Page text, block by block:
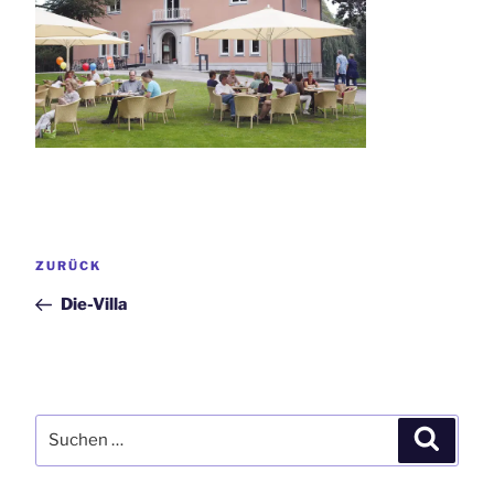
Vorheriger
ZURÜCK
Die-Villa
nach: